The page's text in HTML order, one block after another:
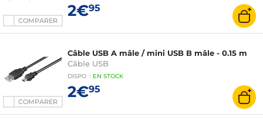
COMPARER
2€95
COMPARER
Câble USB A mâle / mini USB B mâle - 0.15 m
Câble USB
DISPO : EN STOCK
2€95